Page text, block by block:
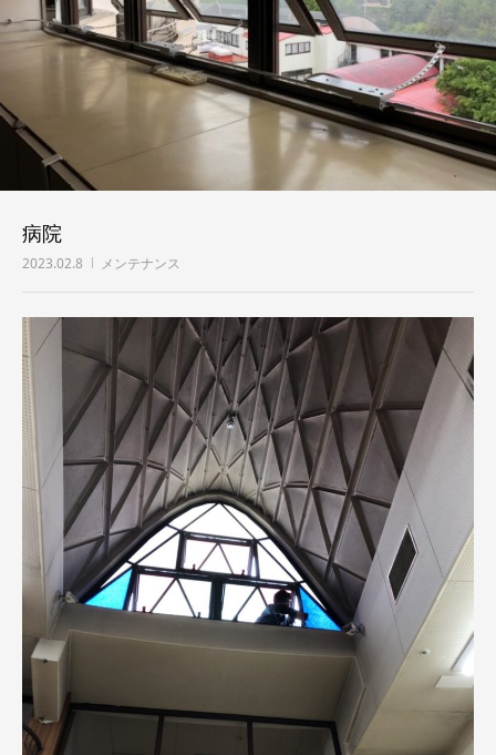
病院
2023.02.8 メンテナンス